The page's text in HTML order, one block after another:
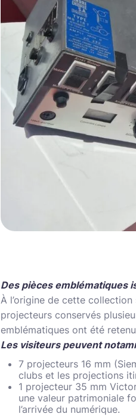
Des pièces emblématiques
À l’origine de cette
projecteurs conservés
emblématiques ont été
Les visiteurs peuvent
7 projecteurs 16 mm
clubs et les projections
1 projecteur 35 mm
une valeur patrimoniale
l’arrivée du numérique.